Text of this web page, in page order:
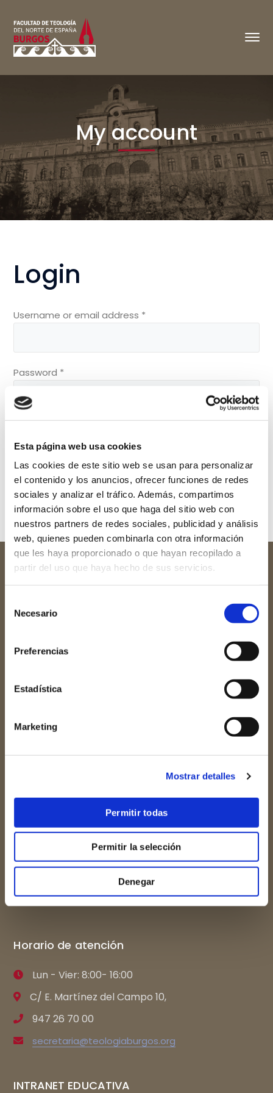
Esta página web usa cookies
Las cookies de este sitio web se usan para personalizar
el contenido y los anuncios, ofrecer funciones de redes
sociales y analizar el tráfico. Además, compartimos
información sobre el uso que haga del sitio web con
nuestros partners de redes sociales, publicidad y análisis
web, quienes pueden combinarla con otra información
que les haya proporcionado o que hayan recopilado a
partir del uso que haya hecho de sus servicios.
Necesario
Preferencias
Estadística
Marketing
Mostrar detalles
Permitir todas
Permitir la selección
Denegar
My account
Login
Username or email address *
Password *
Log in
Lost your password?
Redes sociales
Links de interés
Archidiócesis de Burgos
Catedral de Burgos
Colegio Mayor San Jerónimo
Museo del retablo
Horario de atención
Lun - Vier: 8:00- 16:00
C/ E. Martínez del Campo 10,
947 26 70 00
secretaria@teologiaburgos.org
INTRANET EDUCATIVA